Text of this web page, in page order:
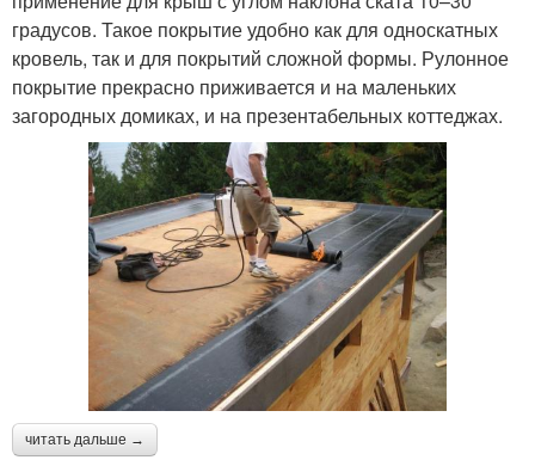
градусов. Такое покрытие удобно как для односкатных
кровель, так и для покрытий сложной формы. Рулонное
покрытие прекрасно приживается и на маленьких
загородных домиках, и на презентабельных коттеджах.
читать дальше →